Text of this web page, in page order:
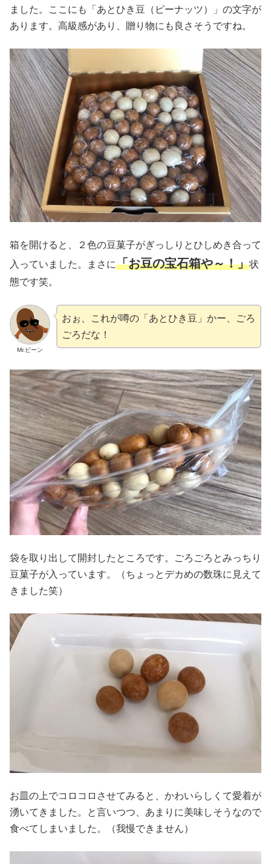
ました。ここにも「あとひき豆（ピーナッツ）」の文字が
あります。高級感があり、贈り物にも良さそうですね。
箱を開けると、２色の豆菓子がぎっしりとひしめき合って
入っていました。まさに「お豆の宝石箱や～！」状
態です笑。
Mr.ビーン
おぉ、これが噂の「あとひき豆」かー、ごろ
ごろだな！
袋を取り出して開封したところです。ごろごろとみっちり
豆菓子が入っています。（ちょっとデカめの数珠に見えて
きました笑）
お皿の上でコロコロさせてみると、かわいらしくて愛着が
湧いてきました。と言いつつ、あまりに美味しそうなので
食べてしまいました。（我慢できません）